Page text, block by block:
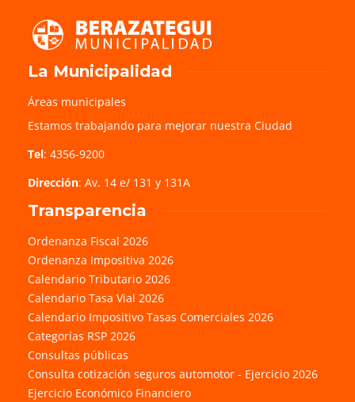
La Municipalidad
Áreas municipales
Estamos trabajando para mejorar nuestra Ciudad
Tel: 4356-9200
Dirección: Av. 14 e/ 131 y 131A
Transparencia
Ordenanza Fiscal 2026
Ordenanza Impositiva 2026
Calendario Tributario 2026
Calendario Tasa Vial 2026
Calendario Impositivo Tasas Comerciales 2026
Categorías RSP 2026
Consultas públicas
Consulta cotización seguros automotor - Ejercicio 2026
Ejercicio Económico Financiero